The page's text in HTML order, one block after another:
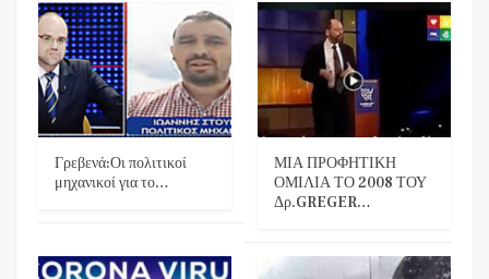
Γρεβενά:Οι πολιτικοί
μηχανικοί για το…
ΜΙΑ ΠΡΟΦΗΤΙΚΗ
ΟΜΙΛΙΑ ΤΟ 2008 ΤΟΥ
Δρ.GREGER…